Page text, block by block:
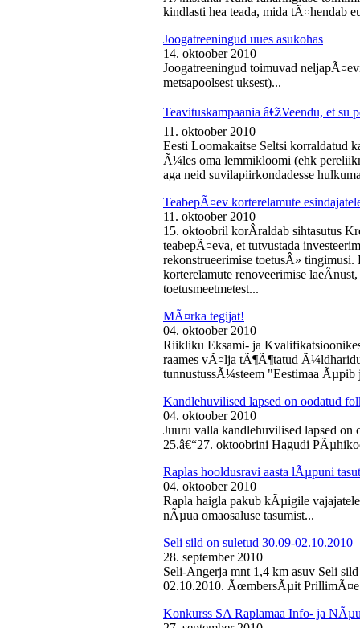
kindlasti hea teada, mida tÃ¤hendab
Joogatreeningud uues asukohas
14. oktoober 2010
Joogatreeningud toimuvad
metsapoolsest uksest)...
Teavituskampaania â€žVeendu, et su
11. oktoober 2010
Eesti Loomakaitse Seltsi korraldatud
Ã¼les oma lemmikloomi (ehk
aga neid suvilapiirkondadesse
TeabepÃ¤ev korterelamute
11. oktoober 2010
15. oktoobril korÂ­raldab sihtasutus
teabepÃ¤eva, et tutvustada
rekonstrueerimise toetusÂ»
korterelamute renoveerimise
toetusmeetmetest...
MÃ¤rka tegijat!
04. oktoober 2010
Riikliku Eksami- ja
raames vÃ¤lja tÃ¶Ã¶tatud
tunnustussÃ¼steem "Eestimaa
Kandlehuvilised lapsed on oodatud
04. oktoober 2010
Juuru valla kandlehuvilised lapsed
25.â€“27. oktoobrini Hagudi
Raplas hooldusravi aasta lÃµpuni
04. oktoober 2010
Rapla haigla pakub kÃµigile
nÃµua omaosaluse tasumist...
Seli sild on suletud 30.09-02.10.2010
28. september 2010
Seli-Angerja mnt 1,4 km asuv Seli
02.10.2010. ÃœmbersÃµit
Konkurss SA Raplamaa Info- ja